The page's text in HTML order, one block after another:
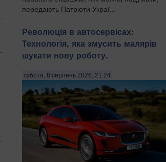
передають Патріоти Украї...
Революція в автосервісах:
Технологія, яка змусить малярів
шукати нову роботу.
субота, 8 серпень 2026, 21:24